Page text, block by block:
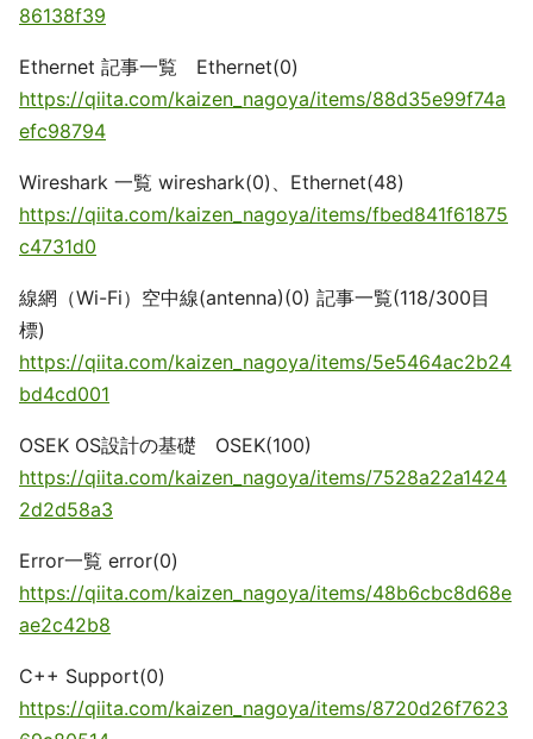
86138f39
Ethernet 記事一覧 Ethernet(0)
https://qiita.com/kaizen_nagoya/items/88d35e99f74a
efc98794
Wireshark 一覧 wireshark(0)、Ethernet(48)
https://qiita.com/kaizen_nagoya/items/fbed841f61875
c4731d0
線網（Wi-Fi）空中線(antenna)(0) 記事一覧(118/300目
標)
https://qiita.com/kaizen_nagoya/items/5e5464ac2b24
bd4cd001
OSEK OS設計の基礎 OSEK(100)
https://qiita.com/kaizen_nagoya/items/7528a22a1424
2d2d58a3
Error一覧 error(0)
https://qiita.com/kaizen_nagoya/items/48b6cbc8d68e
ae2c42b8
C++ Support(0)
https://qiita.com/kaizen_nagoya/items/8720d26f7623